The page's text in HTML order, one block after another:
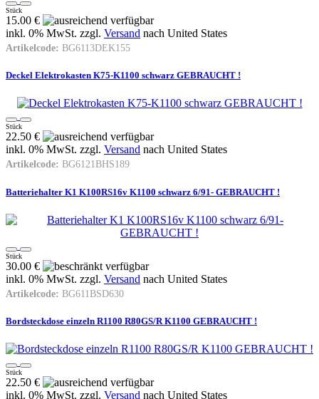
Stück
15.00 €
inkl. 0% MwSt. zzgl. Versand nach United States
Artikelcode: BG6113DEK155
Deckel Elektrokasten K75-K1100 schwarz GEBRAUCHT !
Stück
22.50 €
inkl. 0% MwSt. zzgl. Versand nach United States
Artikelcode: BG6121BHS189
Batteriehalter K1 K100RS16v K1100 schwarz 6/91- GEBRAUCHT !
Stück
30.00 €
inkl. 0% MwSt. zzgl. Versand nach United States
Artikelcode: BG611BSD630
Bordsteckdose einzeln R1100 R80GS/R K1100 GEBRAUCHT !
Stück
22.50 €
inkl. 0% MwSt. zzgl. Versand nach United States